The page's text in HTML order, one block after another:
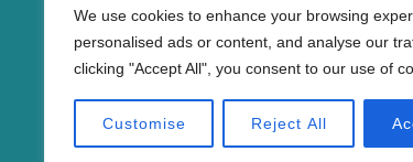
We use cookies to enhance your browsing
personalised ads or content, and analyse our
clicking "Accept All", you consent to our use of
Customise Reject All